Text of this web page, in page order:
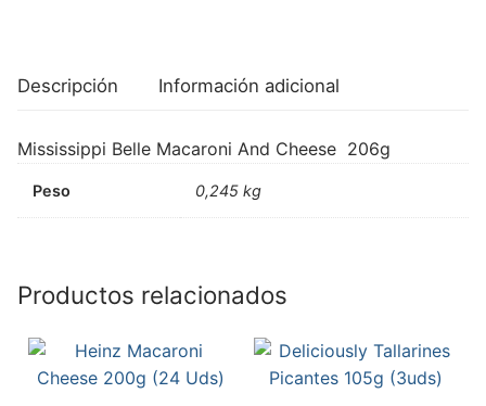
Descripción Información adicional
Mississippi Belle Macaroni And Cheese 206g
Peso 0,245 kg
Productos relacionados